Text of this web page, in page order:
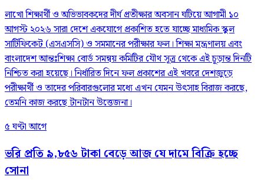
লাখো শিক্ষার্থী ও অভিভাবকদের দীর্ঘ প্রতীক্ষার অবসান ঘটিয়ে আগামী ১০
আগস্ট ২০২৬ সারা দেশে একযোগে প্রকাশিত হতে যাচ্ছে মাধ্যমিক স্কুল
সার্টিফিকেট (এসএসসি) ও সমমানের পরীক্ষার ফল। শিক্ষা মন্ত্রণালয় এবং
বাংলাদেশ আন্তঃশিক্ষা বোর্ড সমন্বয় কমিটির যৌথ সূত্র থেকে এই চূড়ান্ত দিনটি
নিশ্চিত করা হয়েছে। নির্ধারিত দিনে ফল প্রকাশের এই খবরে দেশজুড়ে
পরীক্ষার্থী ও তাদের পরিবারগুলোর মধ্যে এখন যেমন উৎসাহ বিরাজ করছে,
তেমনি কাজ করছে টানটান উত্তেজনা।
৫ ঘণ্টা আগে
ভরি প্রতি ৯,৮৫৬ টাকা বেড়ে আজ যে দামে বিক্রি হচ্ছে
সোনা